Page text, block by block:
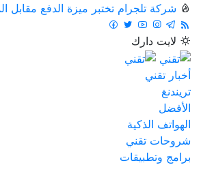
شركة تلجرام تختبر ميزة الدفع مقابل
لايت دارك
أخبار تقني
تريندنغ
الأفضل
الهواتف الذكية
شروحات تقني
برامج وتطبيقات